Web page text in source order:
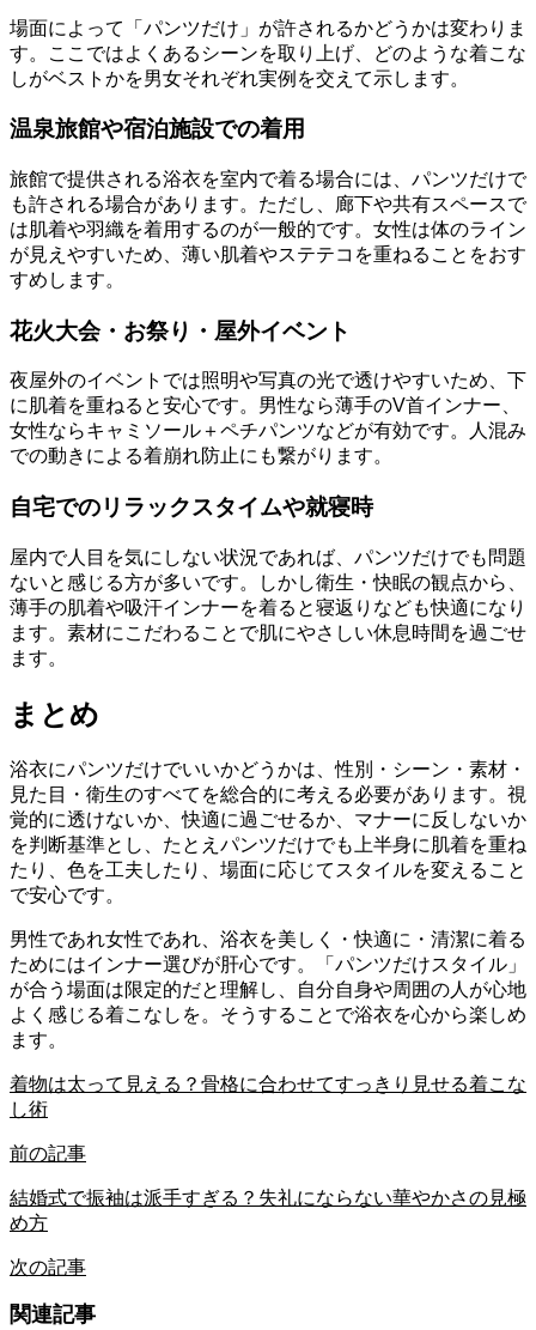
場面によって「パンツだけ」が許されるかどうかは変わりま
す。ここではよくあるシーンを取り上げ、どのような着こな
しがベストかを男女それぞれ実例を交えて示します。
温泉旅館や宿泊施設での着用
旅館で提供される浴衣を室内で着る場合には、パンツだけで
も許される場合があります。ただし、廊下や共有スペースで
は肌着や羽織を着用するのが一般的です。女性は体のライン
が見えやすいため、薄い肌着やステテコを重ねることをおす
すめします。
花火大会・お祭り・屋外イベント
夜屋外のイベントでは照明や写真の光で透けやすいため、下
に肌着を重ねると安心です。男性なら薄手のV首インナー、
女性ならキャミソール＋ペチパンツなどが有効です。人混み
での動きによる着崩れ防止にも繋がります。
自宅でのリラックスタイムや就寝時
屋内で人目を気にしない状況であれば、パンツだけでも問題
ないと感じる方が多いです。しかし衛生・快眠の観点から、
薄手の肌着や吸汗インナーを着ると寝返りなども快適になり
ます。素材にこだわることで肌にやさしい休息時間を過ごせ
ます。
まとめ
浴衣にパンツだけでいいかどうかは、性別・シーン・素材・
見た目・衛生のすべてを総合的に考える必要があります。視
覚的に透けないか、快適に過ごせるか、マナーに反しないか
を判断基準とし、たとえパンツだけでも上半身に肌着を重ね
たり、色を工夫したり、場面に応じてスタイルを変えること
で安心です。
男性であれ女性であれ、浴衣を美しく・快適に・清潔に着る
ためにはインナー選びが肝心です。「パンツだけスタイル」
が合う場面は限定的だと理解し、自分自身や周囲の人が心地
よく感じる着こなしを。そうすることで浴衣を心から楽しめ
ます。
着物は太って見える？骨格に合わせてすっきり見せる着こな
し術
前の記事
結婚式で振袖は派手すぎる？失礼にならない華やかさの見極
め方
次の記事
関連記事